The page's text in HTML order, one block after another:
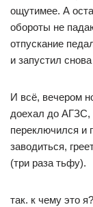
ощутимее. А
обороты не
отпускание
и запустил
И всё, вечером
доехал до АГЗС,
переключился
заводиться,
(три раза тьфу).
так. к чему это